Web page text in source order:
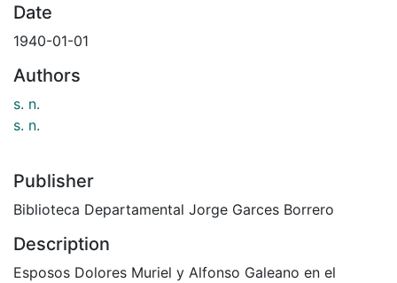
Date
1940-01-01
Authors
s. n.
s. n.
Publisher
Biblioteca Departamental Jorge Garces Borrero
Description
Esposos Dolores Muriel y Alfonso Galeano en el